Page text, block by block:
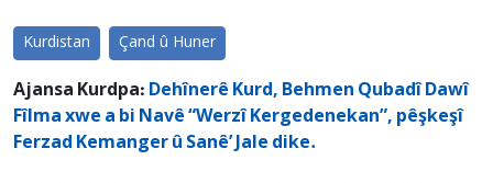
Kurdistan Çand û Huner
Ajansa Kurdpa: Dehînerê Kurd, Behmen Qubadî Dawî
Fîlma xwe a bi Navê “Werzî Kergedenekan”, pêşkeşî
Ferzad Kemanger û Sanê’ Jale dike.